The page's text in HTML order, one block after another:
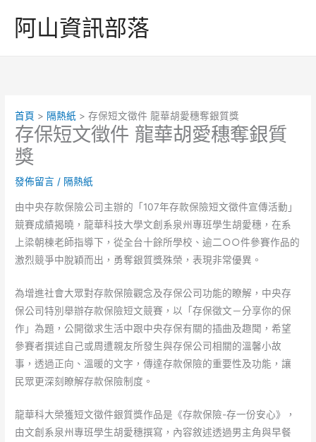
阿山資訊部落
首頁 隔熱紙 存保短文徵件 龍華胡愛穗奪銀質獎
存保短文徵件 龍華胡愛穗奪銀質
獎
發佈留言 / 隔熱紙
由中央存款保險公司主辦的「107年存款保險短文徵件宣傳活動」
競賽成績揭曉，龍華科技大學文創系泉州專班學生胡愛穗，在系
上梁朝棟老師指導下，從全台十餘所學校、逾二○○件參賽作品的
激烈競爭中脫穎而出，勇奪銀質獎殊榮，表現非常優異。
為增進社會大眾對存款保險觀念及存保公司功能的瞭解，中央存
保公司特別舉辦存款保險短文競賽，以「存保徵文－分享你的保
作」為題，公開徵求生活中跟中央存保有關的插曲及趣聞，希望
參賽者撰述自己或周遭親友所發生與存保公司相關的溫馨小故
事，透過正向、溫暖的文字，傳達存款保險的重要性及功能，讓
民眾更深刻瞭解存款保險制度。
龍華科大榮獲短文徵件銀質獎作品是《存款保險-存一份安心》，
由文創系泉州專班學生胡愛穗撰寫，內容敘述透過男主角與早餐